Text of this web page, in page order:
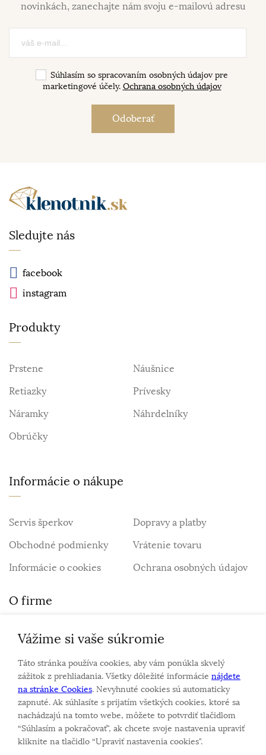
novinkách, zanechajte nám svoju e-mailovú adresu
Súhlasím so spracovaním osobných údajov pre
marketingové účely. Ochrana osobných údajov
Sledujte nás
facebook
instagram
Produkty
Prstene
Náušnice
Retiazky
Prívesky
Náramky
Náhrdelníky
Obrúčky
Informácie o nákupe
Servis šperkov
Dopravy a platby
Obchodné podmienky
Vrátenie tovaru
Informácie o cookies
Ochrana osobných údajov
O firme
Personalizovaný šperk
O nás
Kontakt
Sme rodinná firma a zameriavame sa na predaj hodiniek
a šperkov od roku 1994.
Pozrite sa na naše ďaľšie web stránky.
Vážime si vaše súkromie
Táto stránka používa cookies, aby vám ponúkla skvelý
zážitok z prehliadania. Všetky dôležité informácie nájdete
na stránke Cookies. Nevyhnuté cookies sú automaticky
zapnuté. Ak súhlasíte s prijatím všetkých cookies, ktoré sa
nachádzajú na tomto webe, môžete to potvrdiť tlačidlom
“Súhlasím a pokračovať", ak chcete svoje nastavenia upraviť
kliknite na tlačidlo “Upraviť nastavenia cookies".